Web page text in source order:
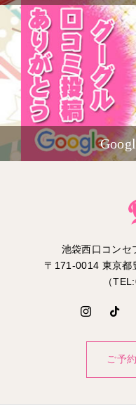
池袋西口コンセ
〒171-0014 東京都
（
ご予